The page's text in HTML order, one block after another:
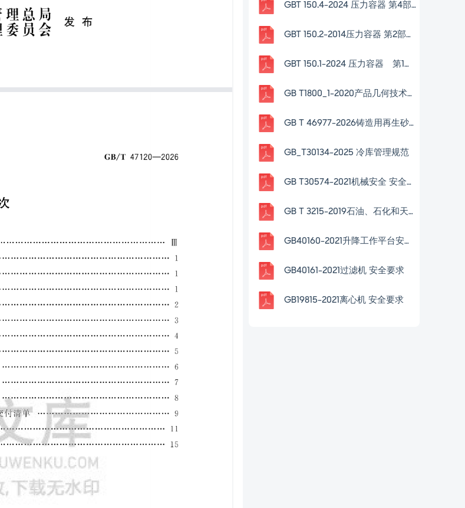
GBT 150.4-2024 压力容器 第4部分 制造、检验和验收
GBT 150.2-2014压力容器 第2部分：材料
GBT 150.1-2024 压力容器 第1部分：通用要求
GB T1800_1-2020产品几何技术规范(GPS)线性尺寸公差ISO代号体系
GB T 46977-2026铸造用再生砂氮、硫、磷含量测定方法
GB_T30134-2025 冷库管理规范
GB T30574-2021机械安全 安全防护的实施准则
GB T 3215-2019石油、石化和天然气工业用离心泵
GB40160-2021升降工作平台安全规则
GB40161-2021过滤机 安全要求
GB19815-2021离心机 安全要求